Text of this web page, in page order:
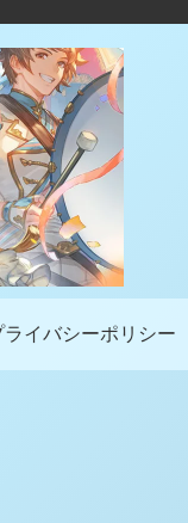
ライバシーポリシー